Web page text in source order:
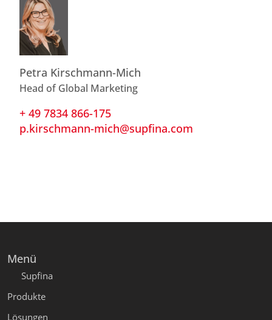
Petra Kirschmann-Mich
Head of Global Marketing
+ 49 7834 866-175
p.kirschmann-mich@supfina.com
Menü
Supfina
Produkte
Lösungen